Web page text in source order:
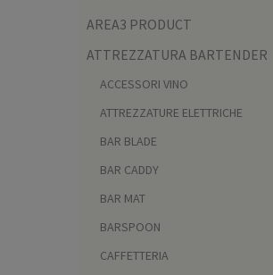
AREA3 PRODUCT
ATTREZZATURA BARTENDER
ACCESSORI VINO
ATTREZZATURE ELETTRICHE
BAR BLADE
BAR CADDY
BAR MAT
BARSPOON
CAFFETTERIA